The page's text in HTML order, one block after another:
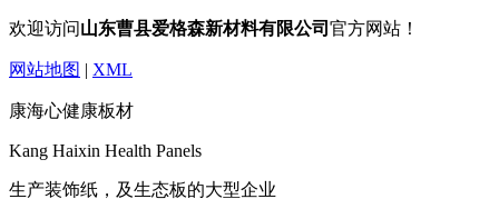
欢迎访问山东曹县爱格森新材料有限公司 官方网站！
网站地图 | XML
康海心健康板材
Kang Haixin Health Panels
生产装饰纸，及生态板的大型企业